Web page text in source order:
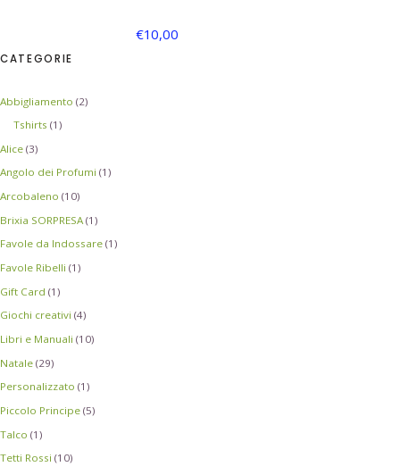
€10,00
CATEGORIE
Abbigliamento (2)
Tshirts (1)
Alice (3)
Angolo dei Profumi (1)
Arcobaleno (10)
Brixia SORPRESA (1)
Favole da Indossare (1)
Favole Ribelli (1)
Gift Card (1)
Giochi creativi (4)
Libri e Manuali (10)
Natale (29)
Personalizzato (1)
Piccolo Principe (5)
Talco (1)
Tetti Rossi (10)